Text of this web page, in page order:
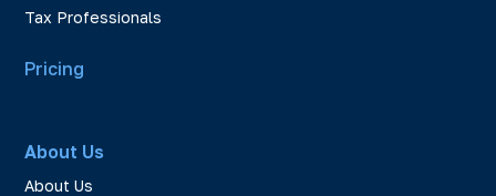
Tax Professionals
Pricing
About Us
About Us